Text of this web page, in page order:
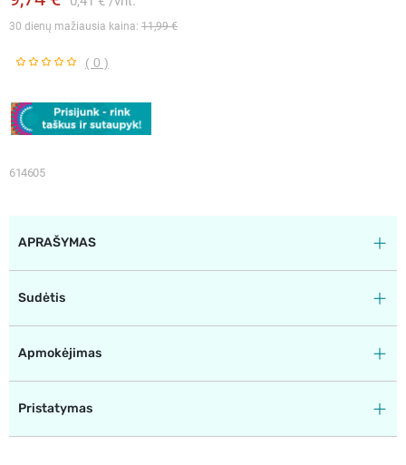
30 dienų mažiausia kaina: 11,99 €
( 0 )
614605
APRAŠYMAS
Sudėtis
Apmokėjimas
Pristatymas